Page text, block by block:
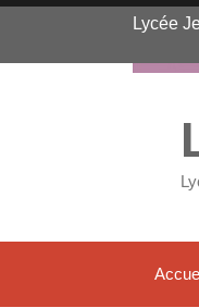
Aller
contenu
Lycée